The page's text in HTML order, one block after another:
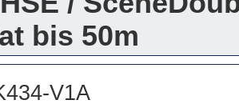
bis 50m
V1A